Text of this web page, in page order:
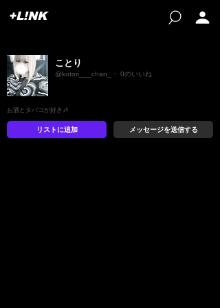
+L!NK
ことり
@kotori___chan_・ 0のいいね
お酒とタバコが好き🎶
リストに追加 メッセージを送信する